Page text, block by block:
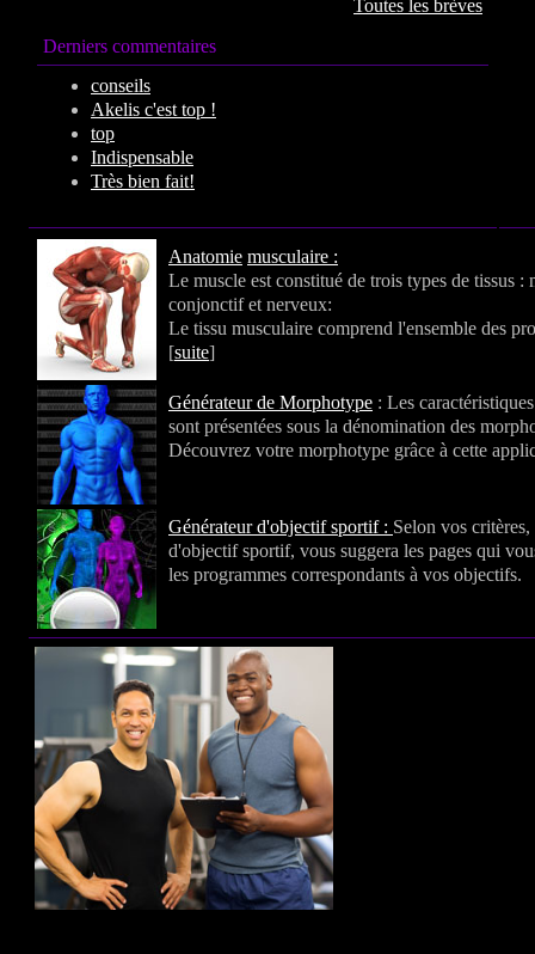
Toutes les brèves
Derniers commentaires
conseils
Akelis c'est top !
top
Indispensable
Très bien fait!
Anatomie musculaire :
Le muscle est constitué de trois types de tissus :
conjonctif et nerveux:
Le tissu musculaire comprend l'ensemble des
[suite]
Générateur de Morphotype : Les
sont présentées sous la dénomination des
Découvrez votre morphotype grâce à cette
Générateur d'objectif sportif : Selon vos
d'objectif sportif, vous suggera les pages qui
les programmes correspondants à vos objectifs.